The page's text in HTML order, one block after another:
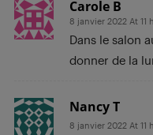
Carole B
8 janvier 2022 At 11
Dans le salon
donner de la
Nancy T
8 janvier 2022 At 11